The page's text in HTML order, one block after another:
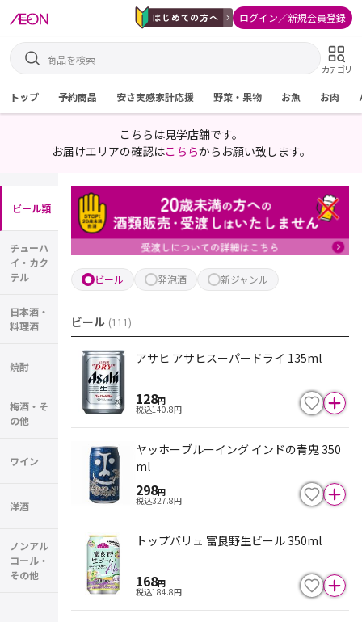
ログイン／新規会員登録
カテゴリ
トップ 予約商品 安さ実感家計応援 野菜・果物 お魚 お肉
こちらは見学店舗です。
お届けエリアの確認はこちらからお願い致します。
ビール類
チューハ
イ・カク
テル
日本酒・
料理酒
焼酎
梅酒・そ
の他
ワイン
洋酒
ノンアル
コール・
その他
ビール 発泡酒 新ジャンル
ビール (111)
アサヒ アサヒスーパードライ 135ml
128円
税込140.8円
ヤッホーブルーイング インドの青鬼 350
ml
298円
税込327.8円
トップバリュ 富良野生ビール 350ml
168円
税込184.8円